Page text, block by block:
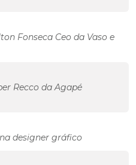
Fonseca Ceo da Vaso e
Recco da Agapé
designer gráfico